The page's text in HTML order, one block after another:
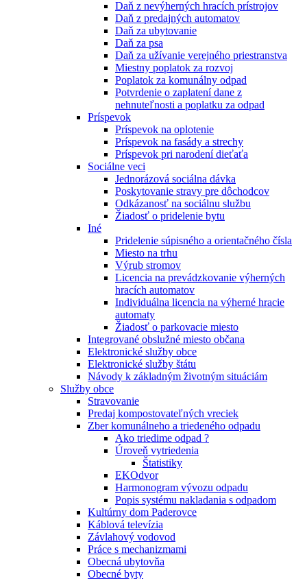
Daň z nevýherných hracích prístrojov
Daň z predajných automatov
Daň za ubytovanie
Daň za psa
Daň za užívanie verejného priestranstva
Miestny poplatok za rozvoj
Poplatok za komunálny odpad
Potvrdenie o zaplatení dane z
nehnuteľnosti a poplatku za odpad
Príspevok
Príspevok na oplotenie
Príspevok na fasády a strechy
Príspevok pri narodení dieťaťa
Sociálne veci
Jednorázová sociálna dávka
Poskytovanie stravy pre dôchodcov
Odkázanosť na sociálnu službu
Žiadosť o pridelenie bytu
Iné
Pridelenie súpisného a orientačného čísla
Miesto na trhu
Výrub stromov
Licencia na prevádzkovanie výherných
hracích automatov
Individuálna licencia na výherné hracie
automaty
Žiadosť o parkovacie miesto
Integrované obslužné miesto občana
Elektronické služby obce
Elektronické služby štátu
Návody k základným životným situáciám
Služby obce
Stravovanie
Predaj kompostovateľných vreciek
Zber komunálneho a triedeného odpadu
Ako triedime odpad ?
Úroveň vytriedenia
Štatistiky
EKOdvor
Harmonogram vývozu odpadu
Popis systému nakladania s odpadom
Kultúrny dom Paderovce
Káblová televízia
Závlahový vodovod
Práce s mechanizmami
Obecná ubytovňa
Obecné byty